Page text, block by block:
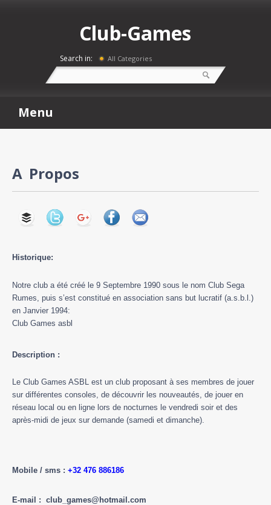
Club-Games
Search in: All Categories
Menu
A Propos
Historique:
Notre club a été créé le 9 Septembre 1990 sous le nom Club Sega
Rumes, puis s’est constitué en association sans but lucratif (a.s.b.l.)
en Janvier 1994:
Club Games asbl
Description :
Le Club Games ASBL est un club proposant à ses membres de jouer
sur différentes consoles, de découvrir les nouveautés, de jouer en
réseau local ou en ligne lors de nocturnes le vendredi soir et des
après-midi de jeux sur demande (samedi et dimanche).
Mobile / sms :+32 476 886186
E-mail : club_games@hotmail.com